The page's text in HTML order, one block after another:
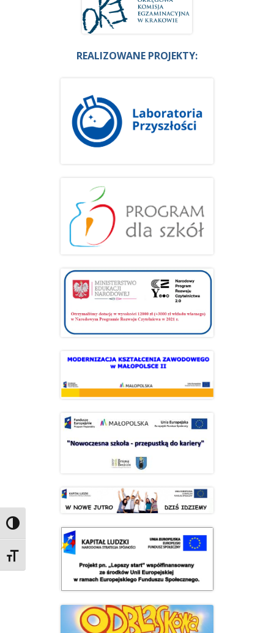
Przełącz wysoki kontrast
Zmień rozmiar czcionek
REALIZOWANE PROJEKTY: